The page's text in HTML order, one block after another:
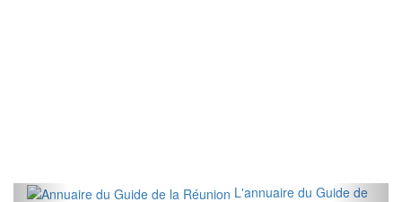
L'annuaire du Guide de